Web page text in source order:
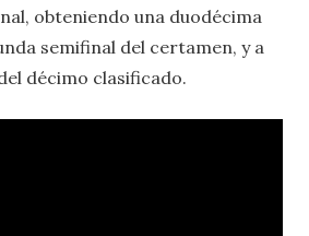
obteniendo una duodécima
semifinal del certamen, y a
décimo clasificado.